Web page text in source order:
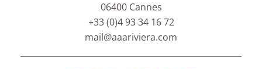
06400 Cannes
+33 (0)4 93 34 16 72
mail@aaariviera.com